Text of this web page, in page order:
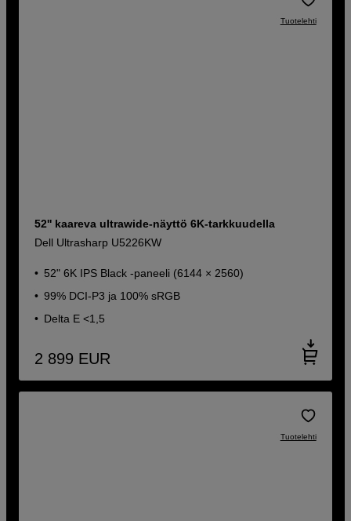
Tuotelehti
52'' kaareva ultrawide-näyttö 6K-tarkkuudella
Dell Ultrasharp U5226KW
52" 6K IPS Black -paneeli (6144 × 2560)
99% DCI-P3 ja 100% sRGB
Delta E <1,5
2 899 EUR
Tuotelehti